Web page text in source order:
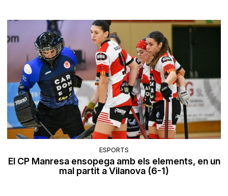
ESPORTS
El CP Manresa ensopega amb els elements, en un
mal partit a Vilanova (6-1)